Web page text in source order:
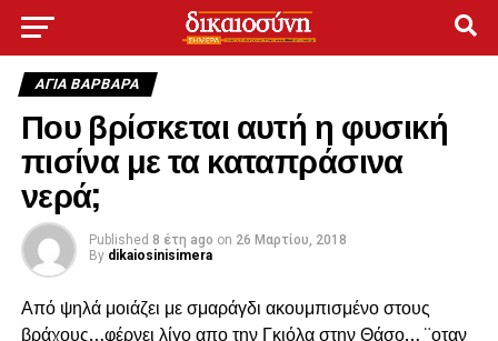
ΑΓΙΑ ΒΑΡΒΑΡΑ
Που βρίσκεται αυτή η φυσική
πισίνα με τα καταπράσινα
νερά;
Published 8 έτη ago on 26 Μαρτίου, 2018
By dikaiosinisimera
Από ψηλά μοιάζει με σμαράγδι ακουμπισμένο στους
βράχους…φέρνει λίγο απο την Γκιόλα στην Θάσο… ¨οταν